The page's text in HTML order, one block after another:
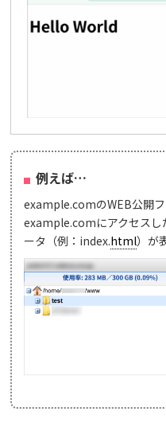
例えば…
example.comのWEB公開
example.comにアクセス
ータ（例：index.html）が